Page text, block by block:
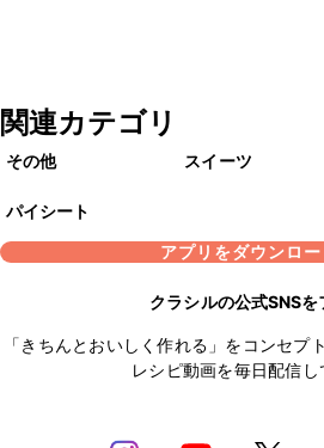
関連カテゴリ
その他 スイーツ
パイシート
アプリをダウンロ
クラシルの公式SNSを
「きちんとおいしく作れる」をコンセプ
レシピ動画を毎日配信し